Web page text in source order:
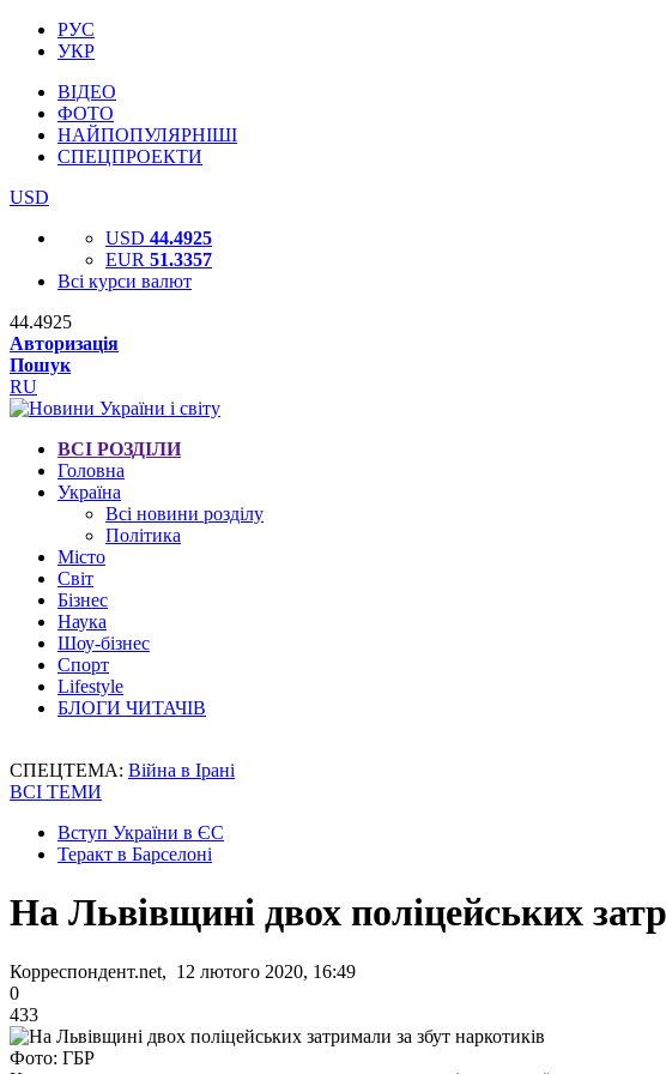
РУС
УКР
ВІДЕО
ФОТО
НАЙПОПУЛЯРНІШІ
СПЕЦПРОЕКТИ
USD
USD 44.4925
EUR 51.3357
Всі курси валют
44.4925
Авторизація
Пошук
RU
ВСІ РОЗДІЛИ
Головна
Україна
Всі новини розділу
Політика
Місто
Світ
Бізнес
Наука
Шоу-бізнес
Спорт
Lifestyle
БЛОГИ ЧИТАЧІВ
СПЕЦТЕМА: Війна в Ірані
ВСІ ТЕМИ
Вступ України в ЄС
Теракт в Барселоні
На Львівщині двох поліцейських
Корреспондент.net, 12 лютого 2020, 16:49
0
433
Фото: ГБР